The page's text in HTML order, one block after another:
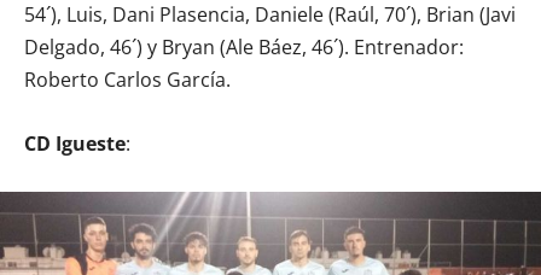
54´), Luis, Dani Plasencia, Daniele (Raúl, 70´), Brian (Javi
Delgado, 46´) y Bryan (Ale Báez, 46´). Entrenador:
Roberto Carlos García.
CD Igueste: